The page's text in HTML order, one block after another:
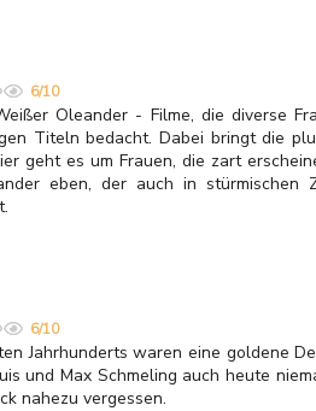
6/10
Oleander - Filme, die diverse
Titeln bedacht. Dabei bringt die
geht es um Frauen, die zart
eben, der auch in stürmischen
6/10
Jahrhunderts waren eine goldene
und Max Schmeling auch heute
nahezu vergessen.